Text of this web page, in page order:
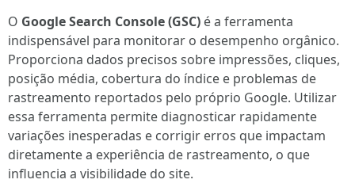
O Google Search Console (GSC) é a ferramenta
indispensável para monitorar o desempenho orgânico.
Proporciona dados precisos sobre impressões, cliques,
posição média, cobertura do índice e problemas de
rastreamento reportados pelo próprio Google. Utilizar
essa ferramenta permite diagnosticar rapidamente
variações inesperadas e corrigir erros que impactam
diretamente a experiência de rastreamento, o que
influencia a visibilidade do site.